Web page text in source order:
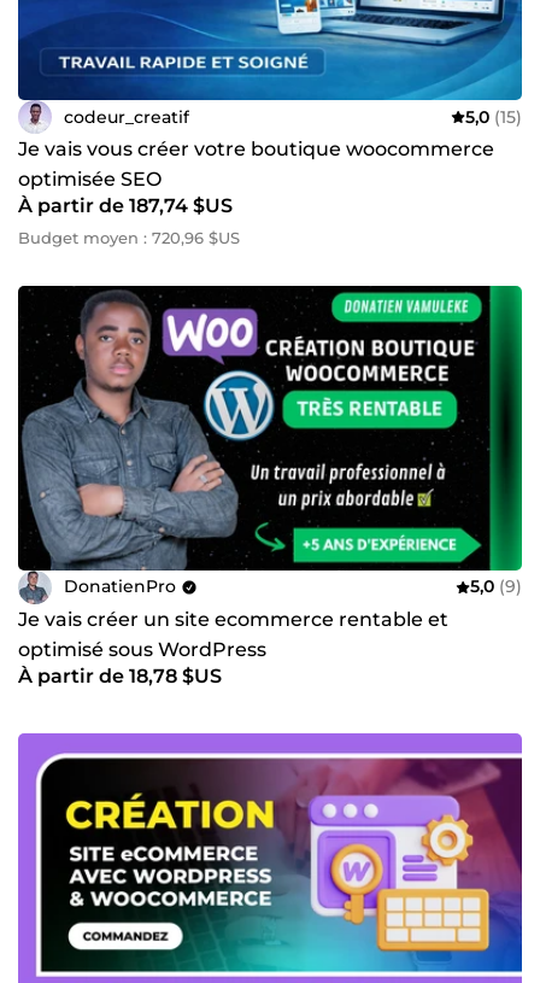
codeur_creatif 5,0 (15)
Je vais vous créer votre boutique woocommerce
optimisée SEO
À partir de 187,74 $US
Budget moyen : 720,96 $US
DonatienPro 5,0 (9)
Je vais créer un site ecommerce rentable et
optimisé sous WordPress
À partir de 18,78 $US